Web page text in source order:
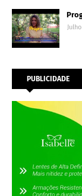
PUBLICIDADE